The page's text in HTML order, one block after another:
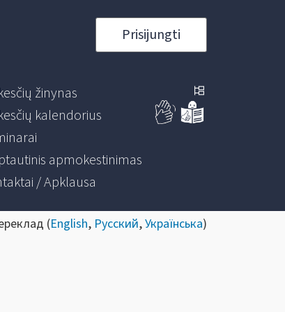
Prisijungti
žinynas
kalendorius
apmokestinimas
/ Apklausa
(English, Русский,Українська)